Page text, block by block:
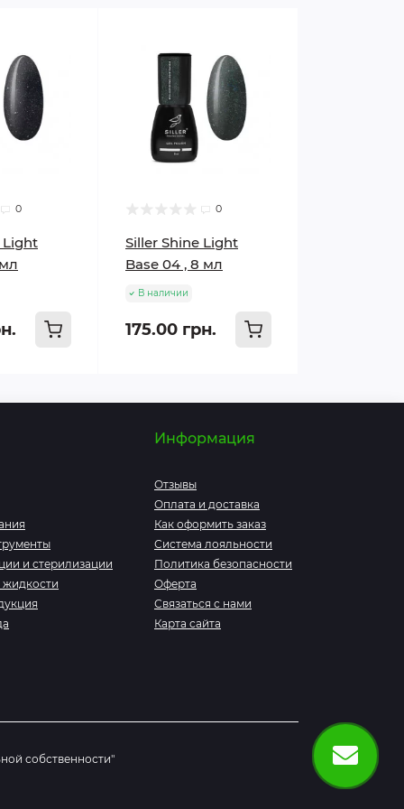
0
Light
0
Siller Shine Light
Base 04 , 8 мл
В наличии
175.00 грн.
и стерилизации
Информация
Отзывы
Оплата и доставка
Как оформить заказ
Система лояльности
Политика безопасности
Оферта
Связаться с нами
Карта сайта
собственности"